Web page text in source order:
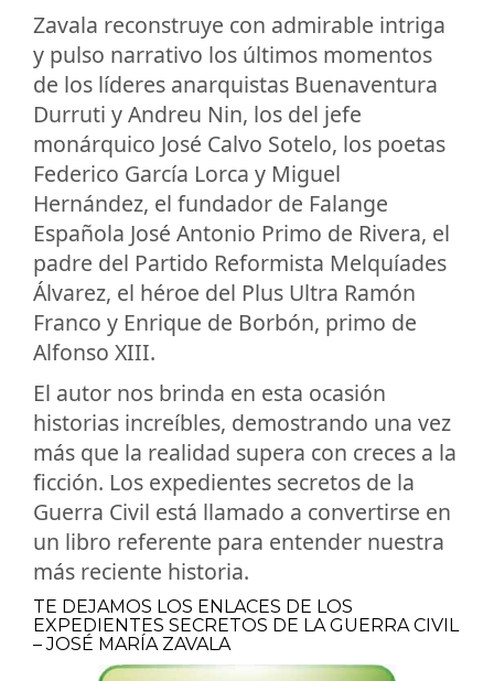
Zavala reconstruye con admirable intriga
y pulso narrativo los últimos momentos
de los líderes anarquistas Buenaventura
Durruti y Andreu Nin, los del jefe
monárquico José Calvo Sotelo, los poetas
Federico García Lorca y Miguel
Hernández, el fundador de Falange
Española José Antonio Primo de Rivera, el
padre del Partido Reformista Melquíades
Álvarez, el héroe del Plus Ultra Ramón
Franco y Enrique de Borbón, primo de
Alfonso XIII.
El autor nos brinda en esta ocasión
historias increíbles, demostrando una vez
más que la realidad supera con creces a la
ficción. Los expedientes secretos de la
Guerra Civil está llamado a convertirse en
un libro referente para entender nuestra
más reciente historia.
TE DEJAMOS LOS ENLACES DE LOS
EXPEDIENTES SECRETOS DE LA GUERRA CIVIL
– JOSÉ MARÍA ZAVALA